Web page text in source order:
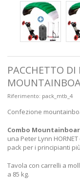
PACCHETTO DI
Riferimento: pack_mtb_4
Confezione
Combo
una Peter Lynn
pack per i principianti
Tavola con carrelli a
a 85 kg.